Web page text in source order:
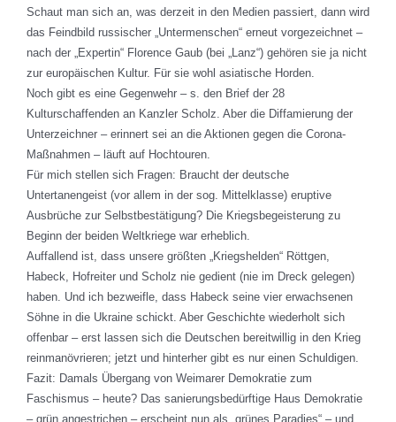
Schaut man sich an, was derzeit in den Medien passiert, dann wird
das Feindbild russischer „Untermenschen“ erneut vorgezeichnet –
nach der „Expertin“ Florence Gaub (bei „Lanz“) gehören sie ja nicht
zur europäischen Kultur. Für sie wohl asiatische Horden.
Noch gibt es eine Gegenwehr – s. den Brief der 28
Kulturschaffenden an Kanzler Scholz. Aber die Diffamierung der
Unterzeichner – erinnert sei an die Aktionen gegen die Corona-
Maßnahmen – läuft auf Hochtouren.
Für mich stellen sich Fragen: Braucht der deutsche
Untertanengeist (vor allem in der sog. Mittelklasse) eruptive
Ausbrüche zur Selbstbestätigung? Die Kriegsbegeisterung zu
Beginn der beiden Weltkriege war erheblich.
Auffallend ist, dass unsere größten „Kriegshelden“ Röttgen,
Habeck, Hofreiter und Scholz nie gedient (nie im Dreck gelegen)
haben. Und ich bezweifle, dass Habeck seine vier erwachsenen
Söhne in die Ukraine schickt. Aber Geschichte wiederholt sich
offenbar – erst lassen sich die Deutschen bereitwillig in den Krieg
reinmanövrieren; jetzt und hinterher gibt es nur einen Schuldigen.
Fazit: Damals Übergang von Weimarer Demokratie zum
Faschismus – heute? Das sanierungsbedürftige Haus Demokratie
– grün angestrichen – erscheint nun als „grünes Paradies“ – und